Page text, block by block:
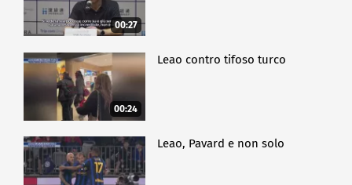
00:27
00:24
Leao contro tifoso turco
Leao, Pavard e non solo